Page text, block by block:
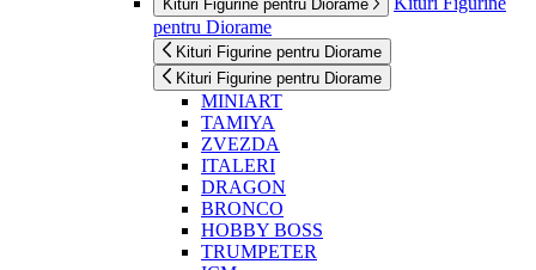
Kituri Figurine pentru Diorame
pentru Diorame
Kituri Figurine pentru Diorame
Kituri Figurine pentru Diorame
MINIART
TAMIYA
ZVEZDA
ITALERI
DRAGON
BRONCO
HOBBY BOSS
TRUMPETER